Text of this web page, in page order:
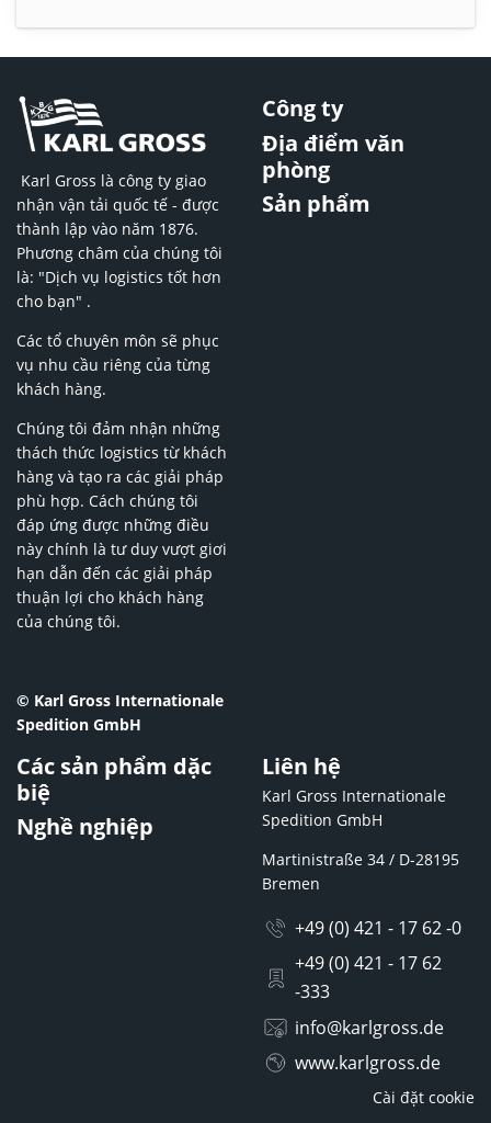
Karl Gross là công ty giao
nhận vận tải quốc tế - được
thành lập vào năm 1876.
Phương châm của chúng tôi
là: "Dịch vụ logistics tốt hơn
cho bạn" .
Các tổ chuyên môn sẽ phục
vụ nhu cầu riêng của từng
khách hàng.
Chúng tôi đảm nhận những
thách thức logistics từ khách
hàng và tạo ra các giải pháp
phù hợp. Cách chúng tôi
đáp ứng được những điều
này chính là tư duy vượt giơi
hạn dẫn đến các giải pháp
thuận lợi cho khách hàng
của chúng tôi.
© Karl Gross Internationale
Spedition GmbH
Công ty
Địa điểm văn
phòng
Sản phẩm
Các sản phẩm dặc
biệ
Nghề nghiệp
Liên hệ
Karl Gross Internationale
Spedition GmbH
Martinistraße 34 / D-28195
Bremen
+49 (0) 421 - 17 62 -0
+49 (0) 421 - 17 62
-333
info@karlgross.de
www.karlgross.de
Cài đặt cookie